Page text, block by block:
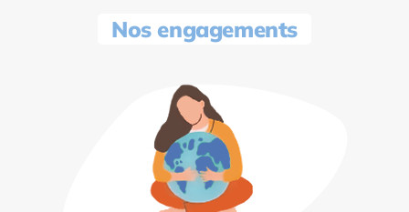
Nos engagements